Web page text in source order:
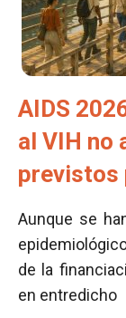
AIDS
al VIH no
previstos
Aunque se
de la
en entredicho